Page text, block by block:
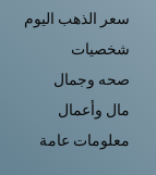
سعر الذهب اليوم
شخصيات
صحه وجمال
مال وأعمال
معلومات عامة